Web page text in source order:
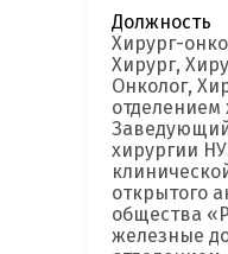
Должность
Хирург-
Хирург,
Онколог,
отделением
хирургии
открытого
общества
железные